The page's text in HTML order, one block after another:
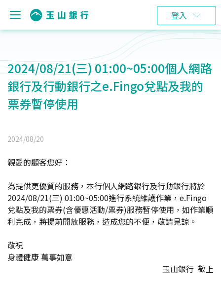
登入
2024/08/21(三) 01:00~05:00個人網路
銀行及行動銀行之e.Fingo兌點及我的
票券暫停使用
2024/08/20
親愛的顧客您好：
為提供更優質的服務，本行個人網路銀行及行動銀行將於
2024/08/21(三) 01:00~05:00進行系統維護作業，e.Fingo
兌點及我的票券(含優惠活動/票券)服務暫停使用，如作業順
利完成，將提前開放服務，造成您的不便，敬請見諒。
敬祝
身體健康 萬事如意
玉山銀行 敬上